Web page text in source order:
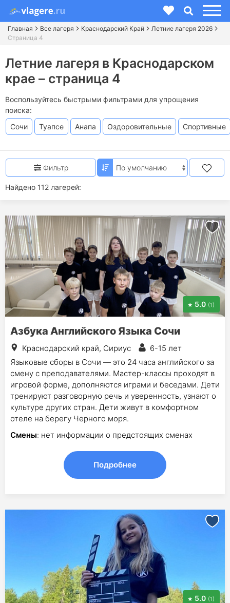
Главная Все лагеря Краснодарский Край
Летние лагеря 2026
Страница 4
Летние лагеря в Краснодарском
крае – страница 4
Воспользуйтесь быстрыми фильтрами для упрощения
поиска:
Сочи
Туапсе Анапа Оздоровительные Спортивные
Найдено 112 лагерей:
Фильтр
5.0 (1)
Азбука Английского Языка Сочи
Краснодарский край, Сириус
6-15 лет
Языковые сборы в Сочи — это 24 часа английского за
смену с преподавателями. Мастер-классы проходят в
игровой форме, дополняются играми и беседами. Дети
тренируют разговорную речь и уверенность, узнают о
культуре других стран. Дети живут в комфортном
отеле на берегу Черного моря.
Смены: нет информации о предстоящих сменах
Подробнее
5.0 (1)